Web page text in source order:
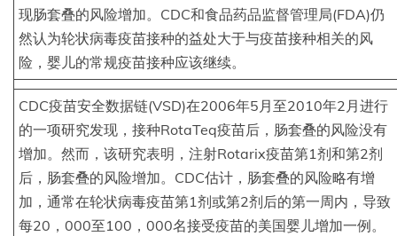
现肠套叠的风险增加。CDC和食品药品监督管理局(FDA)仍
然认为轮状病毒疫苗接种的益处大于与疫苗接种相关的风
险，婴儿的常规疫苗接种应该继续。
CDC疫苗安全数据链(VSD)在2006年5月至2010年2月进行
的一项研究发现，接种RotaTeq疫苗后，肠套叠的风险没有
增加。然而，该研究表明，注射Rotarix疫苗第1剂和第2剂
后，肠套叠的风险增加。CDC估计，肠套叠的风险略有增
加，通常在轮状病毒疫苗第1剂或第2剂后的第一周内，导致
每20，000至100，000名接受疫苗的美国婴儿增加一例。